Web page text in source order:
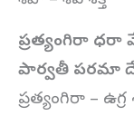
ప్రత్యంగిరా
పార్వతీ పరమా
ప్రత్యంగిరా – ఉగ్ర